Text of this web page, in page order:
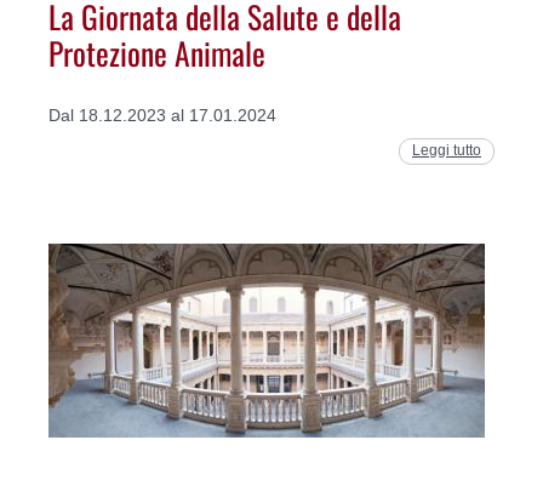
La Giornata della Salute e della
Protezione Animale
Dal 18.12.2023 al 17.01.2024
Leggi tutto